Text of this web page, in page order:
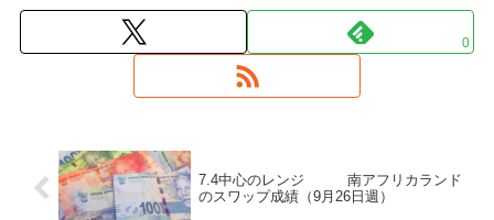
0
7.4中心のレンジ 南アフリカランド
のスワップ成績（9月26日週）